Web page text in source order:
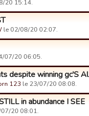
20 15:14.
le 02/08/20 02:07.
07/20 06:05.
despite winning gc'S Al
123 le 23/07/20 08:08.
in abundance I SEE
20 08:01.